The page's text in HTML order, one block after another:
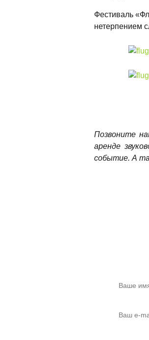
Фестиваль
нетерпением
Позвоните
аренде
событие. А